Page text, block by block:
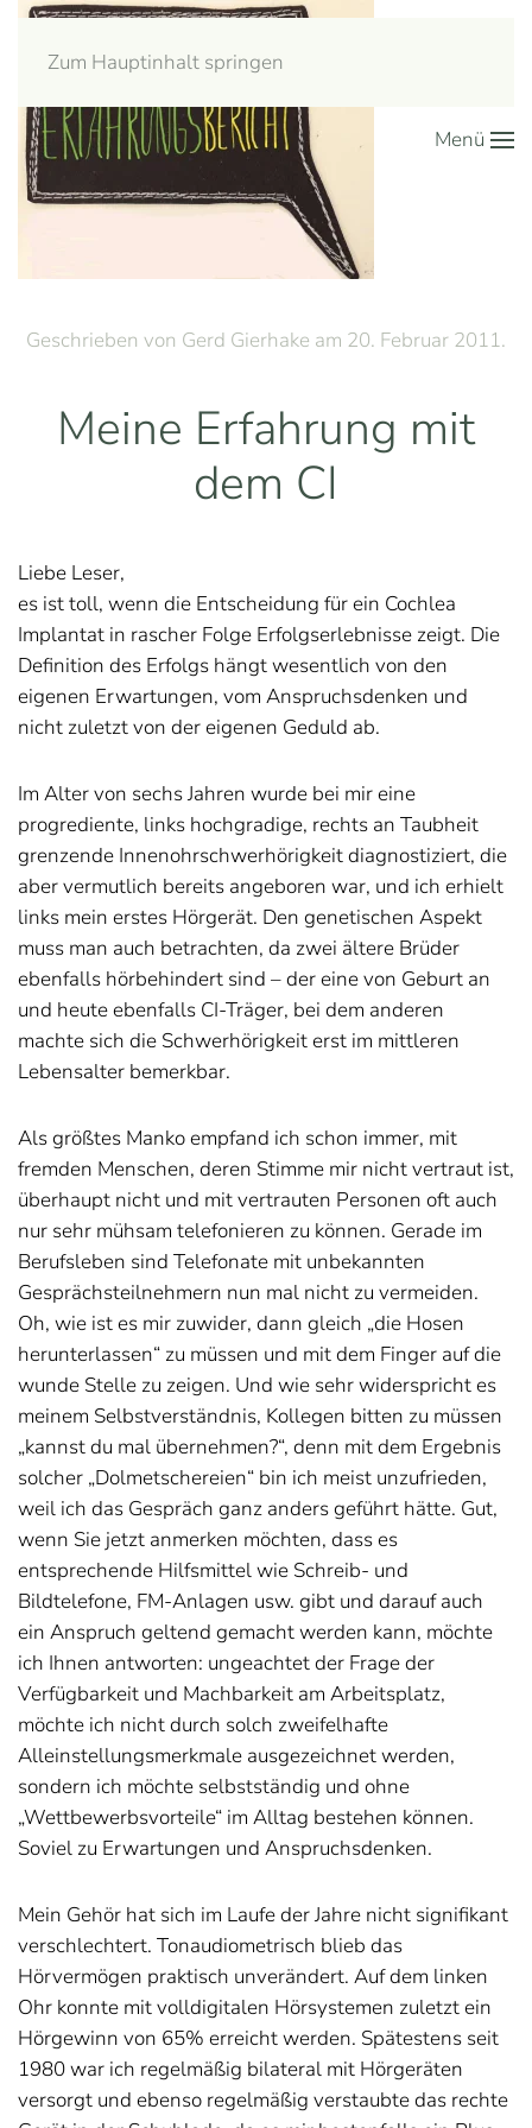
Zum Hauptinhalt springen
Menü
Geschrieben von Gerd Gierhake am 20. Februar 2011.
Meine Erfahrung mit
dem CI
Liebe Leser,
es ist toll, wenn die Entscheidung für ein Cochlea
Implantat in rascher Folge Erfolgserlebnisse zeigt. Die
Definition des Erfolgs hängt wesentlich von den
eigenen Erwartungen, vom Anspruchsdenken und
nicht zuletzt von der eigenen Geduld ab.
Im Alter von sechs Jahren wurde bei mir eine
progrediente, links hochgradige, rechts an Taubheit
grenzende Innenohrschwerhörigkeit diagnostiziert, die
aber vermutlich bereits angeboren war, und ich erhielt
links mein erstes Hörgerät. Den genetischen Aspekt
muss man auch betrachten, da zwei ältere Brüder
ebenfalls hörbehindert sind – der eine von Geburt an
und heute ebenfalls CI-Träger, bei dem anderen
machte sich die Schwerhörigkeit erst im mittleren
Lebensalter bemerkbar.
Als größtes Manko empfand ich schon immer, mit
fremden Menschen, deren Stimme mir nicht vertraut ist,
überhaupt nicht und mit vertrauten Personen oft auch
nur sehr mühsam telefonieren zu können. Gerade im
Berufsleben sind Telefonate mit unbekannten
Gesprächsteilnehmern nun mal nicht zu vermeiden.
Oh, wie ist es mir zuwider, dann gleich „die Hosen
herunterlassen“ zu müssen und mit dem Finger auf die
wunde Stelle zu zeigen. Und wie sehr widerspricht es
meinem Selbstverständnis, Kollegen bitten zu müssen
„kannst du mal übernehmen?“, denn mit dem Ergebnis
solcher „Dolmetschereien“ bin ich meist unzufrieden,
weil ich das Gespräch ganz anders geführt hätte. Gut,
wenn Sie jetzt anmerken möchten, dass es
entsprechende Hilfsmittel wie Schreib- und
Bildtelefone, FM-Anlagen usw. gibt und darauf auch
ein Anspruch geltend gemacht werden kann, möchte
ich Ihnen antworten: ungeachtet der Frage der
Verfügbarkeit und Machbarkeit am Arbeitsplatz,
möchte ich nicht durch solch zweifelhafte
Alleinstellungsmerkmale ausgezeichnet werden,
sondern ich möchte selbstständig und ohne
„Wettbewerbsvorteile“ im Alltag bestehen können.
Soviel zu Erwartungen und Anspruchsdenken.
Mein Gehör hat sich im Laufe der Jahre nicht signifikant
verschlechtert. Tonaudiometrisch blieb das
Hörvermögen praktisch unverändert. Auf dem linken
Ohr konnte mit volldigitalen Hörsystemen zuletzt ein
Hörgewinn von 65% erreicht werden. Spätestens seit
1980 war ich regelmäßig bilateral mit Hörgeräten
versorgt und ebenso regelmäßig verstaubte das rechte